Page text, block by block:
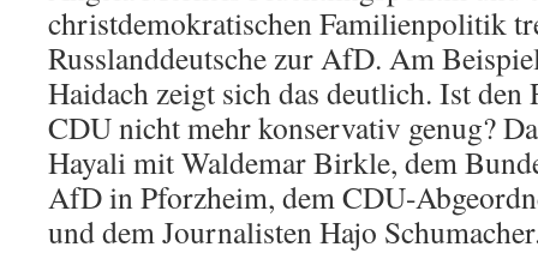
christdemokratischen Familienpolitik
Russlanddeutsche zur AfD. Am
Haidach zeigt sich das deutlich. Ist den
CDU nicht mehr konservativ genug?
Hayali mit Waldemar Birkle, dem
AfD in Pforzheim, dem CDU-
und dem Journalisten Hajo